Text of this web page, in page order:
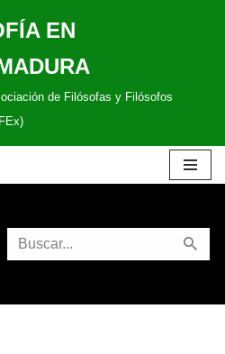
EN
de Filósofas y Filósofos